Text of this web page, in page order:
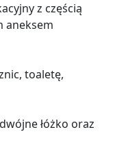
z częścią
aneksem
toaletę,
łóżko oraz